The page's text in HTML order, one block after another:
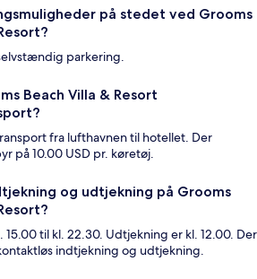
på stedet ved Grooms
parkering.
Beach Villa & Resort
fra lufthavnen til hotellet. Der
på 10.00 USD pr. køretøj.
og udtjekning på Grooms
til kl. 22.30. Udtjekning er kl. 12.00. Der
indtjekning og udtjekning.